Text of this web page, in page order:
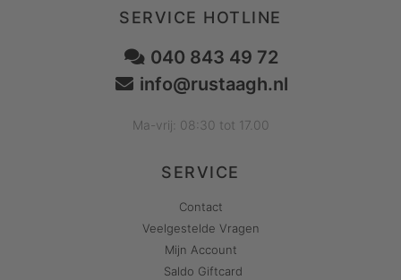
SERVICE HOTLINE
040 843 49 72
info@rustaagh.nl
Ma-vrij: 08:30 tot 17.00
SERVICE
Contact
Veelgestelde Vragen
Mijn Account
Saldo Giftcard